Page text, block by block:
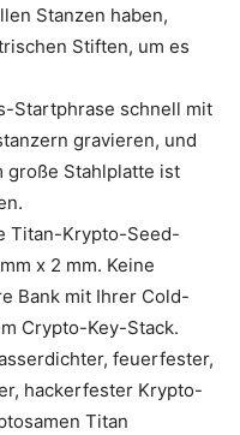
Stanzen haben,
Stiften, um es
Startphrase schnell mit
gravieren, und
große Stahlplatte ist
Titan-Krypto-Seed-
x 2 mm. Keine
Bank mit Ihrer Cold-
Crypto-Key-Stack.
feuerfester,
hackerfester Krypto-
Titan